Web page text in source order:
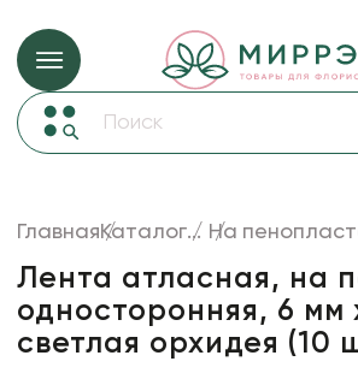
Упаковка для цветов и подарков
Сухоцветы
ГлавнаяКаталог... На
Лента атласная, на
односторонняя, 6 мм
светлая орхидея (10